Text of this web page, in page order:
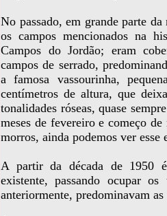
No passado, em grande parte
os campos mencionados na
Campos do Jordão; eram
campos de serrado,
a famosa vassourinha,
centímetros de altura, que
tonalidades róseas, quase
meses de fevereiro e começo
morros, ainda podemos ver esse
A partir da década de 1950
existente, passando ocupar
anteriormente, predominavam